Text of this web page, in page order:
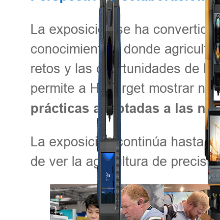
La exposición se ha
conocimientos, donde
retos y las oportunidades de
permite a Hi-Target mostrar
prácticas adaptadas a las
La exposición continúa hasta
de ver la agricultura de